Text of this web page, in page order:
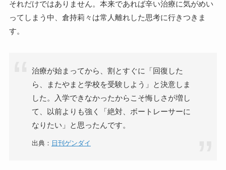
それだけではありません。本来であれば辛い治療に気がめい
ってしまう中、倉持莉々は常人離れした思考に行きつきま
す。
治療が始まってから、割とすぐに「回復した
ら、またやまと学校を受験しよう」と決意しま
した。入学できなかったからこそ悔しさが増し
て、以前よりも強く「絶対、ボートレーサーに
なりたい」と思ったんです。
出典： 日刊ゲンダイ